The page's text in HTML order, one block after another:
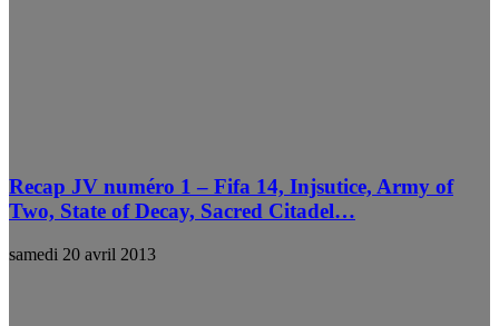
Recap JV numéro 1 – Fifa 14, Injsutice, Army of
Two, State of Decay, Sacred Citadel…
samedi 20 avril 2013